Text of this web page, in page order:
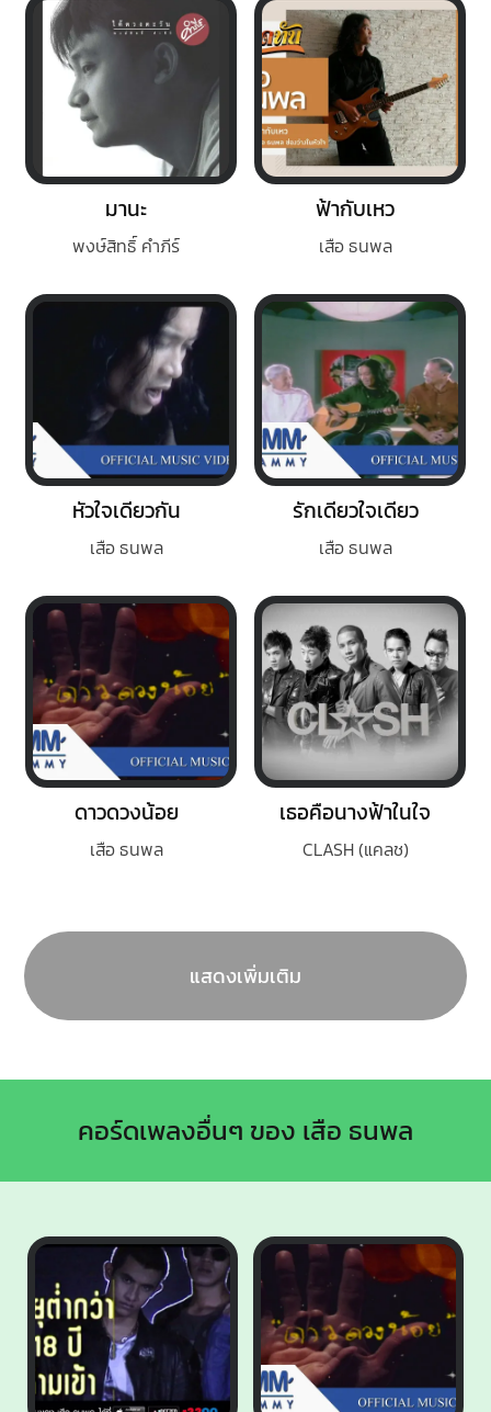
มานะ
พงษ์สิทธิ์ คำภีร์
ฟ้ากับเหว
เสือ ธนพล
หัวใจเดียวกัน
เสือ ธนพล
รักเดียวใจเดียว
เสือ ธนพล
ดาวดวงน้อย
เสือ ธนพล
เธอคือนางฟ้าในใจ
CLASH (แคลช)
แสดงเพิ่มเติม
คอร์ดเพลงอื่นๆ ของ เสือ ธนพล